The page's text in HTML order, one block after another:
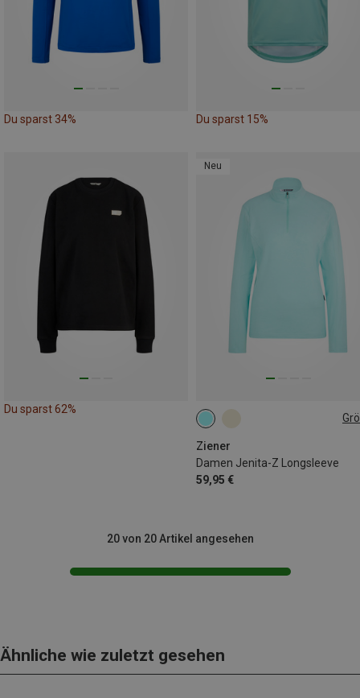
Du sparst 34% Du sparst 15%
Du sparst 62%
Neu
Ziener
Damen Jenita-Z Longsleeve
59,95 €
M
20 von 20 Artikel angesehen
Ähnliche wie zuletzt gesehen